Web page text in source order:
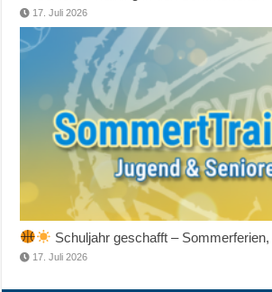
17. Juli 2026
Schuljahr geschafft –
17. Juli 2026